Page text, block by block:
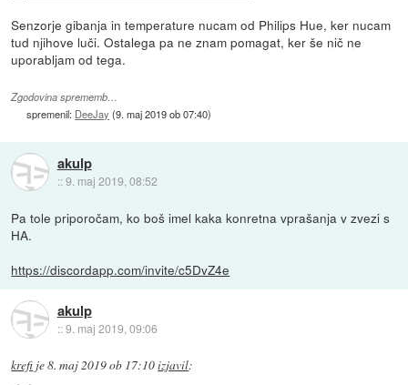
Senzorje gibanja in temperature nucam od Philips Hue, ker nucam
tud njihove luči. Ostalega pa ne znam pomagat, ker še nič ne
uporabljam od tega.
Zgodovina sprememb…
spremenil: DeeJay (9. maj 2019 ob 07:40)
akulp
::9. maj 2019, 08:52
Pa tole priporočam, ko boš imel kaka konretna vprašanja v zvezi s
HA.
https://discordapp.com/invite/c5DvZ4e
akulp
::9. maj 2019, 09:06
krefi je8. maj 2019 ob 17:10izjavil: